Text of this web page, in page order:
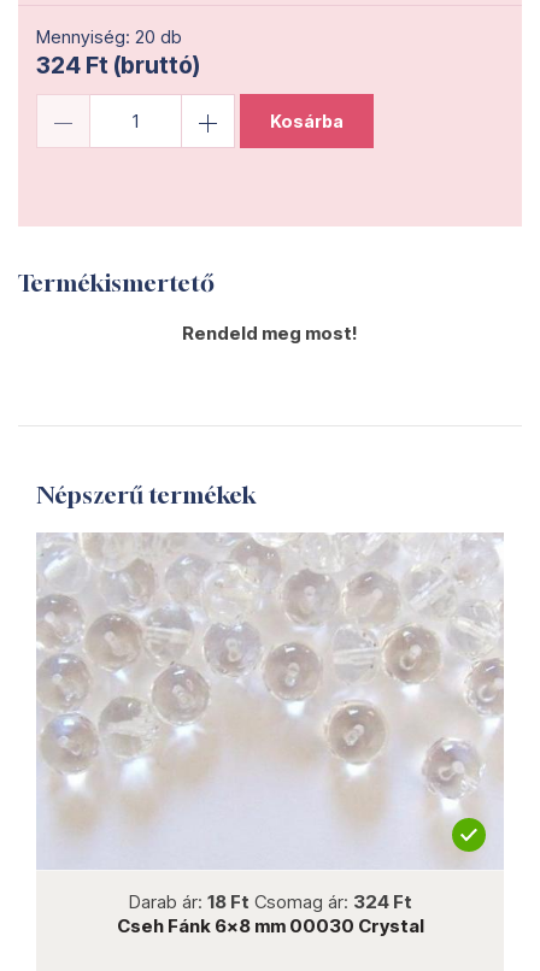
Mennyiség: 20 db
324 Ft (bruttó)
Kosárba
Termékismertető
Rendeld meg most!
Népszerű termékek
00030 Crystal
Darab ár:25 Ft
Cseh préselt fánk 5x8 mm